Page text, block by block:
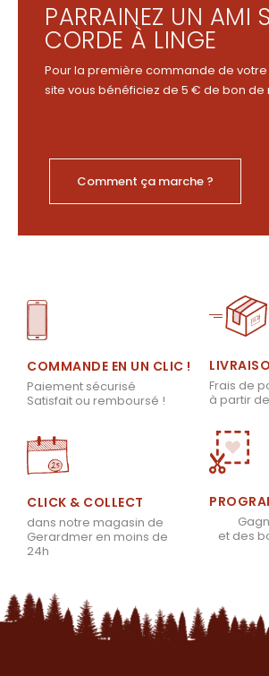
PARRAINEZ UN AMI
CORDE À LINGE
Pour la première commande de votre
site vous bénéficiez de 5 € de bon de
Comment ça marche ?
COMMANDE EN UN CLIC !
Paiement sécurisé
Satisfait ou remboursé !
Frais de
à partir
CLICK & COLLECT
dans notre magasin de
Gerardmer en moins de
24h
et des